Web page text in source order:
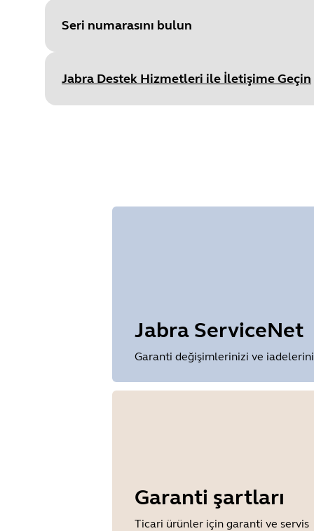
Size 1.2 MB
Seri numarasını bulun
Jabra Destek Hizmetleri ile İletişime Geçin
Jabra ServiceNet
Garanti değişimlerinizi ve
Garanti şartları
Ticari ürünler için garanti ve servis